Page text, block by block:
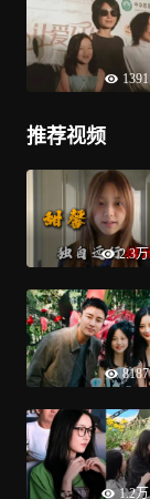
1391
推荐视频
2.3万
8187
1.2万